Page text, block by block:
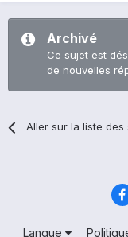
Archivé
Ce sujet est
de nouvelles
Aller sur la liste des
Langue